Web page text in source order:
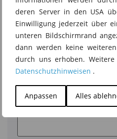
deren Server in den USA
Einwilligung jederzeit über
unteren Bildschirmrand
dann werden keine
durch uns erhoben.
Datenschutzhinweisen .
Anpassen Alles
Kommentar*